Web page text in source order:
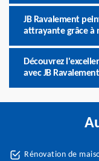
JB Ravalement
attrayante grâce à
Découvrez
avec JB
Rénovation de